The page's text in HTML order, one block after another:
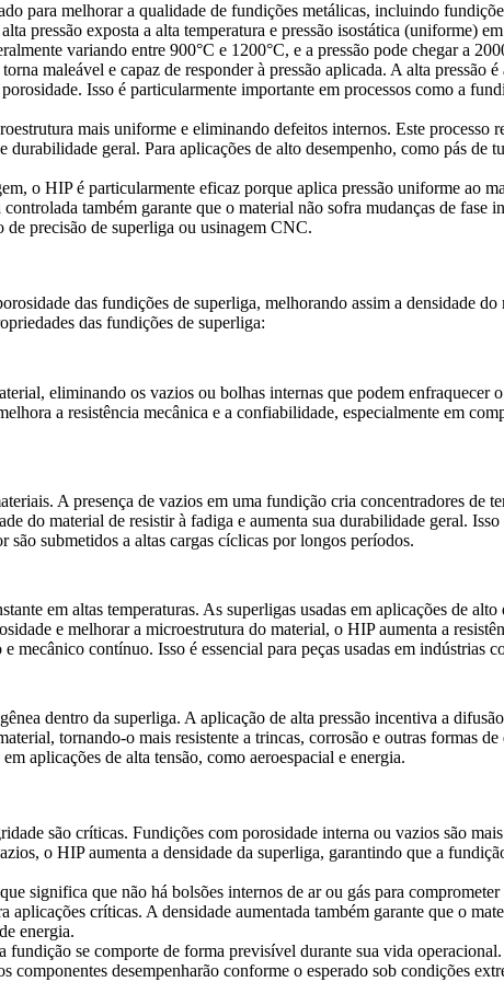
para melhorar a qualidade de fundições metálicas, incluindo
pressão exposta a alta temperatura e pressão isostática (uniforme)
variando entre 900°C e 1200°C, e a pressão pode chegar a
maleável e capaz de responder à pressão aplicada. A alta pressão
Isso é particularmente importante em processos como a
mais uniforme e eliminando defeitos internos. Este processo
durabilidade geral. Para aplicações de alto desempenho, como pás de
o HIP é particularmente eficaz porque aplica pressão uniforme ao
também garante que o material não sofra mudanças de fase
de precisão de superliga ou usinagem CNC.
das fundições de superliga, melhorando assim a densidade
das fundições de superliga:
eliminando os vazios ou bolhas internas que podem enfraquecer
a resistência mecânica e a confiabilidade, especialmente em
A presença de vazios em uma fundição cria concentradores de
do material de resistir à fadiga e aumenta sua durabilidade geral.
são submetidos a altas cargas cíclicas por longos períodos.
em altas temperaturas. As superligas usadas em aplicações de
e melhorar a microestrutura do material, o HIP aumenta a
mecânico contínuo. Isso é essencial para peças usadas em indústrias
dentro da superliga. A aplicação de alta pressão incentiva a
tornando-o mais resistente a trincas, corrosão e outras formas
aplicações de alta tensão, como aeroespacial e energia.
são críticas. Fundições com porosidade interna ou vazios são
o HIPaumenta a densidade da superliga, garantindo que a
significa que não há bolsões internos de ar ou gás para
críticas. A densidade aumentada também garante que o
energia.
se comporte de forma previsível durante sua vida
desempenharão conforme o esperado sob condições